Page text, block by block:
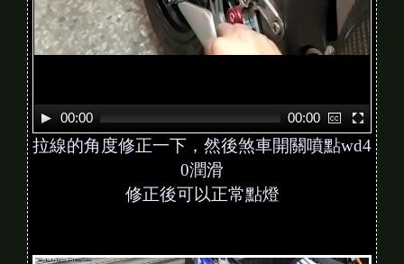
00:00 00:00
拉線的角度修正一下，然後煞車開關噴點wd4
0潤滑
修正後可以正常點燈